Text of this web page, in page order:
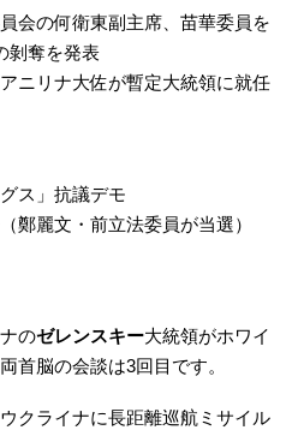
会の何衛東副主席、苗華委員を
剝奪を発表
ニリナ大佐が暫定大統領に就任
ス」抗議デモ
鄭麗文・前立法委員が当選）
のゼレンスキー大統領がホワイ
首脳の会談は3回目です。
クライナに長距離巡航ミサイル